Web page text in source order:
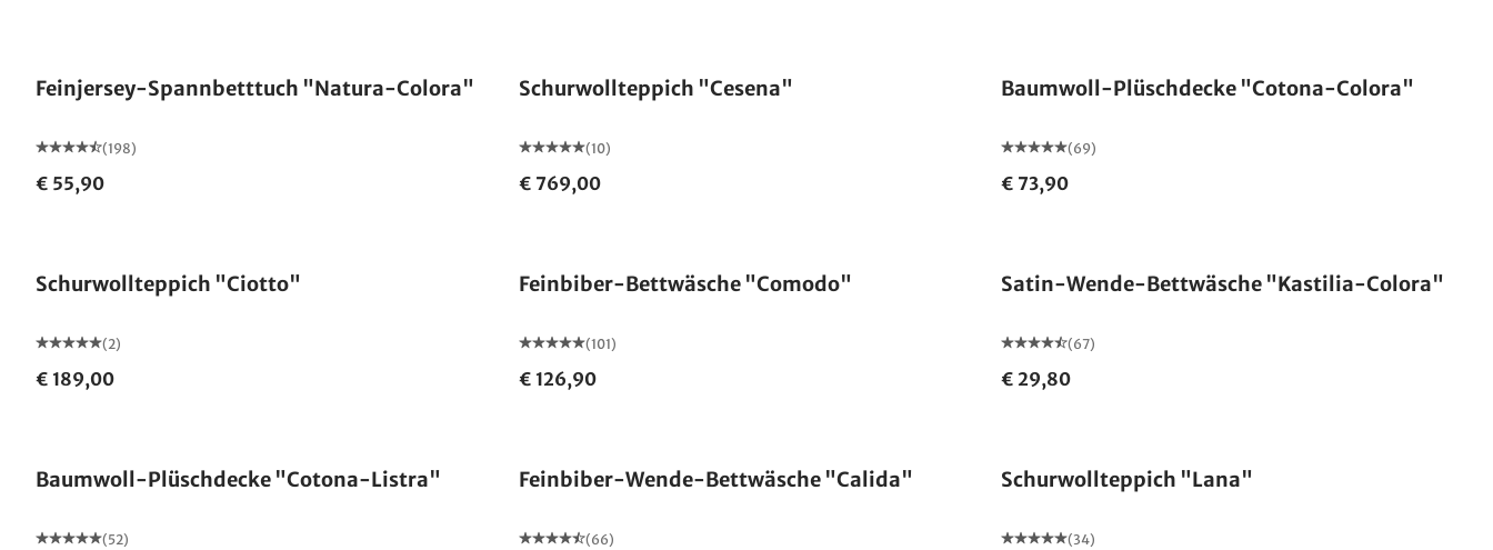
Feinjersey-Spannbetttuch "Natura-Colora"
(198)
€ 55,90
Schurwollteppich "Cesena"
(10)
€ 769,00
Baumwoll-Plüschdecke "Cotona-Colora"
(69)
€ 73,90
Schurwollteppich "Ciotto"
(2)
€ 189,00
Feinbiber-Bettwäsche "Comodo"
(101)
€ 126,90
Satin-Wende-Bettwäsche "Kastilia-Colora"
(67)
€ 29,80
Baumwoll-Plüschdecke "Cotona-Listra"
(52)
Feinbiber-Wende-Bettwäsche "Calida"
(66)
Schurwollteppich "Lana"
(34)